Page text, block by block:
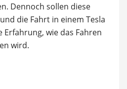
Dennoch sollen diese
die Fahrt in einem Tesla
Erfahrung, wie das Fahren
wird.